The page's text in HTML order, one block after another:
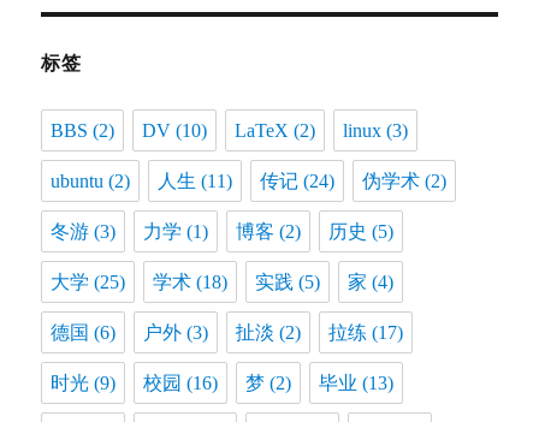
标签
BBS (2) DV (10) LaTeX (2) linux (3)
ubuntu (2) 人生 (11) 传记 (24) 伪学术 (2)
冬游 (3) 力学 (1) 博客 (2) 历史 (5)
大学 (25) 学术 (18) 实践 (5) 家 (4)
德国 (6) 户外 (3) 扯淡 (2) 拉练 (17)
时光 (9) 校园 (16) 梦 (2) 毕业 (13)